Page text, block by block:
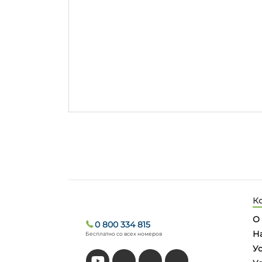
0 800 334 815
Бесплатно со всех номеров
О